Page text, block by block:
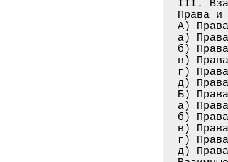
III.
Права
А)
а)
б)
в)
г)
д)
Б)
а)
б)
в)
г)
д)